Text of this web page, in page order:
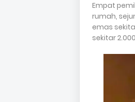
Empat
rumah,
emas
sekitar